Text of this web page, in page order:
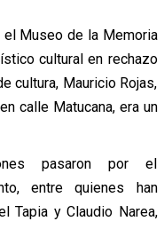
el Museo de la Memoria
cultural en rechazo
cultura, Mauricio Rojas,
calle Matucana, era un
pasaron por el
entre quienes han
Tapia y Claudio Narea,